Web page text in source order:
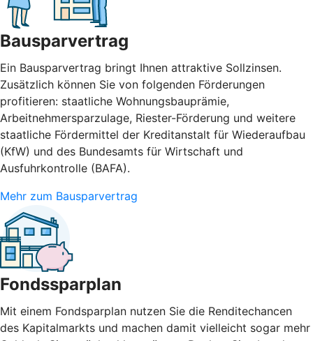
Bausparvertrag
Ein Bausparvertrag bringt Ihnen attraktive Sollzinsen.
Zusätzlich können Sie von folgenden Förderungen
profitieren: staatliche Wohnungsbauprämie,
Arbeitnehmersparzulage, Riester-Förderung und weitere
staatliche Fördermittel der Kreditanstalt für Wiederaufbau
(KfW) und des Bundesamts für Wirtschaft und
Ausfuhrkontrolle (BAFA).
Mehr zum Bausparvertrag
Fondssparplan
Mit einem Fondsparplan nutzen Sie die Renditechancen
des Kapitalmarkts und machen damit vielleicht sogar mehr